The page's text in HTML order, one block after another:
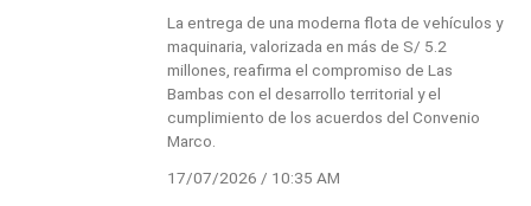
La entrega de una moderna flota de vehículos y
maquinaria, valorizada en más de S/ 5.2
millones, reafirma el compromiso de Las
Bambas con el desarrollo territorial y el
cumplimiento de los acuerdos del Convenio
Marco.
17/07/2026 / 10:35 AM